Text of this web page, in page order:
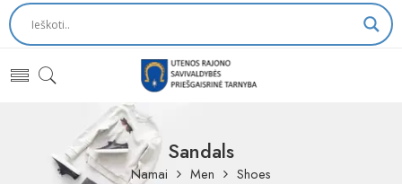
Sandals
Namai Men Shoes